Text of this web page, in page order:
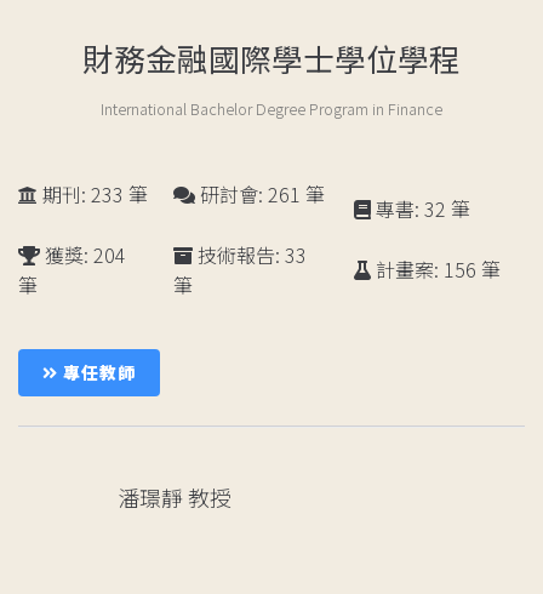
財務金融國際學士學位學程
International Bachelor Degree Program in Finance
期刊: 233 筆
獲獎: 204
筆
研討會: 261 筆
技術報告: 33
筆
專書: 32 筆
計畫案: 156 筆
成
員
專任教師
潘璟靜教授